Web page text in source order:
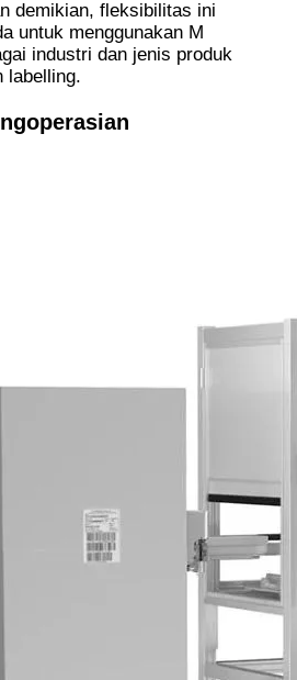
demikian, fleksibilitas ini
untuk menggunakan M
industri dan jenis produk
labelling.